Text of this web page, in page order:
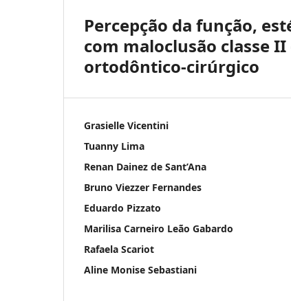
Percepção da função,
com maloclusão classe
ortodôntico-cirúrgico
Grasielle Vicentini
Tuanny Lima
Renan Dainez de Sant’Ana
Bruno Viezzer Fernandes
Eduardo Pizzato
Marilisa Carneiro Leão Gabardo
Rafaela Scariot
Aline Monise Sebastiani